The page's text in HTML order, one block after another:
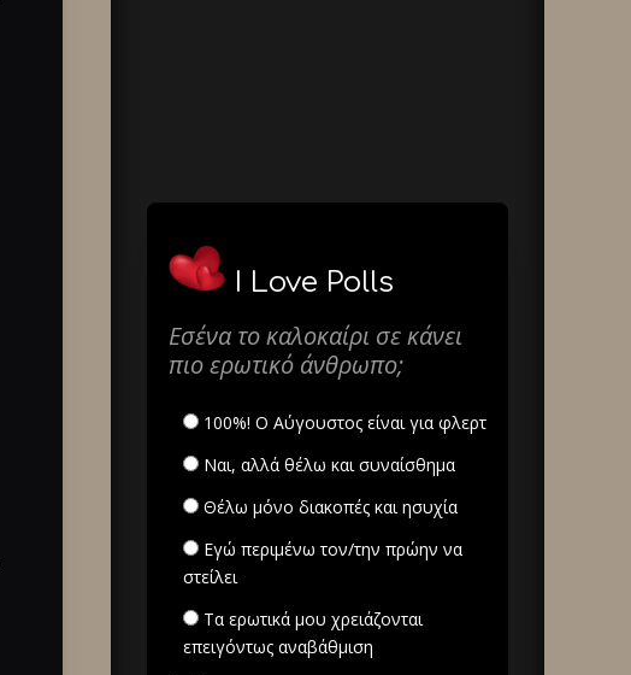
I Love Polls
Εσένα το καλοκαίρι σε κάνει
πιο ερωτικό άνθρωπο;
100%! Ο Αύγουστος είναι για φλερτ
Ναι, αλλά θέλω και συναίσθημα
Θέλω μόνο διακοπές και ησυχία
Εγώ περιμένω τον/την πρώην να
στείλει
Τα ερωτικά μου χρειάζονται
επειγόντως αναβάθμιση